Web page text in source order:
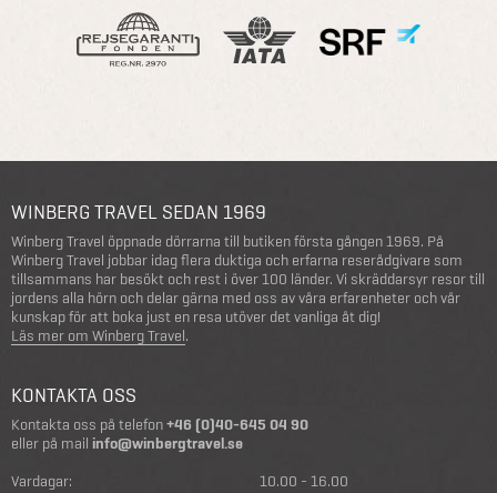
WINBERG TRAVEL SEDAN 1969
Winberg Travel öppnade dörrarna till butiken första gången 1969. På
Winberg Travel jobbar idag flera duktiga och erfarna reserådgivare som
tillsammans har besökt och rest i över 100 länder. Vi skräddarsyr resor till
jordens alla hörn och delar gärna med oss av våra erfarenheter och vår
kunskap för att boka just en resa utöver det vanliga åt dig!
Läs mer om Winberg Travel.
KONTAKTA OSS
Kontakta oss på telefon+46 (0)40-645 04 90
eller på mail info@winbergtravel.se
Vardagar:
10.00 - 16.00